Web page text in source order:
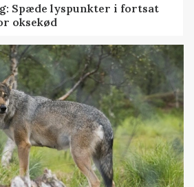
Spæde lyspunkter i fortsat
oksekød